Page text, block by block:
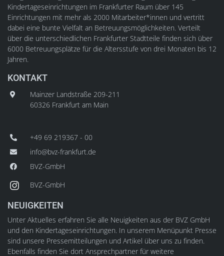
Kindertageseinrichtungen im Frankfurter Raum über 145
Einrichtungen mit mehr als 2000 Mitarbeiter*innen und vertritt
dabei eine bunte Vielfalt an Betreuungsmöglichkeiten. Verteilt
über die unterschiedlichen Frankfurter Stadtteile finden sich über
6000 Betreuungsplätze für die Altersstufe von drei Monaten bis 12
Jahren.
KONTAKT
Mainzer Landstraße 209-211
60326 Frankfurt am Main
+49 69 219367 - 00
info@bvz-frankfurt.de
BVZ-GmbH
BVZ-GmbH
NEUIGKEITEN
Unter Aktuelles erfahren Sie alle Neuigkeiten aus der BVZ GmbH
und den Kindertageseinrichtungen. In unserem Menüpunkt Presse
sind unsere Pressemitteilungen und Artikel über uns zu finden.
Ebenfalls finden Sie dort Ansprechpartner für weitere